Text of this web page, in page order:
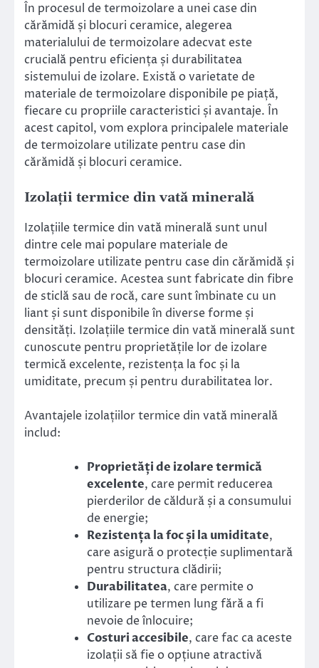
În procesul de termoizolare a unei case din
cărămidă și blocuri ceramice, alegerea
materialului de termoizolare adecvat este
crucială pentru eficiența și durabilitatea
sistemului de izolare. Există o varietate de
materiale de termoizolare disponibile pe piață,
fiecare cu propriile caracteristici și avantaje. În
acest capitol, vom explora principalele materiale
de termoizolare utilizate pentru case din
cărămidă și blocuri ceramice.
Izolații termice din vată minerală
Izolațiile termice din vată minerală sunt unul
dintre cele mai populare materiale de
termoizolare utilizate pentru case din cărămidă și
blocuri ceramice. Acestea sunt fabricate din fibre
de sticlă sau de rocă, care sunt îmbinate cu un
liant și sunt disponibile în diverse forme și
densități. Izolațiile termice din vată minerală sunt
cunoscute pentru proprietățile lor de izolare
termică excelente, rezistența la foc și la
umiditate, precum și pentru durabilitatea lor.
Avantajele izolațiilor termice din vată minerală
includ:
Proprietăți de izolare termică
excelente, care permit reducerea
pierderilor de căldură și a consumului
de energie;
Rezistența la foc și la umiditate,
care asigură o protecție suplimentară
pentru structura clădirii;
Durabilitatea, care permite o
utilizare pe termen lung fără a fi
nevoie de înlocuire;
Costuri accesibile, care fac ca aceste
izolații să fie o opțiune atractivă